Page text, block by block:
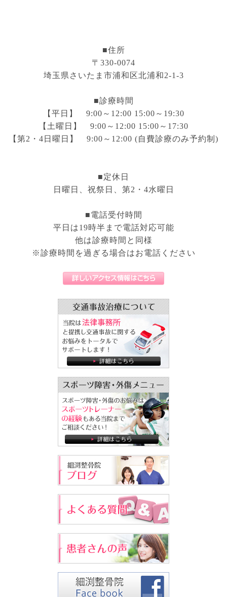
■住所
〒330-0074
埼玉県さいたま市浦和区北浦和2-1-3
■診療時間
【平日】 9:00～12:00 15:00～19:30
【土曜日】 9:00～12:00 15:00～17:30
【第2・4日曜日】 9:00～12:00 (自費診療のみ予約制)
■定休日
日曜日、祝祭日、第2・4水曜日
■電話受付時間
平日は19時半まで電話対応可能
他は診療時間と同様
※診療時間を過ぎる場合はお電話ください